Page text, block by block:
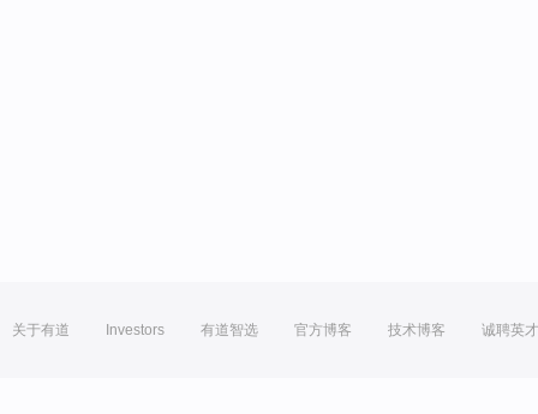
关于有道 Investors 有道智选 官方博客 技术博客 诚聘英才